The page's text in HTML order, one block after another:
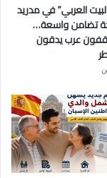
العربي” في مدريد
تضامن واسعة…
عرب يدقون